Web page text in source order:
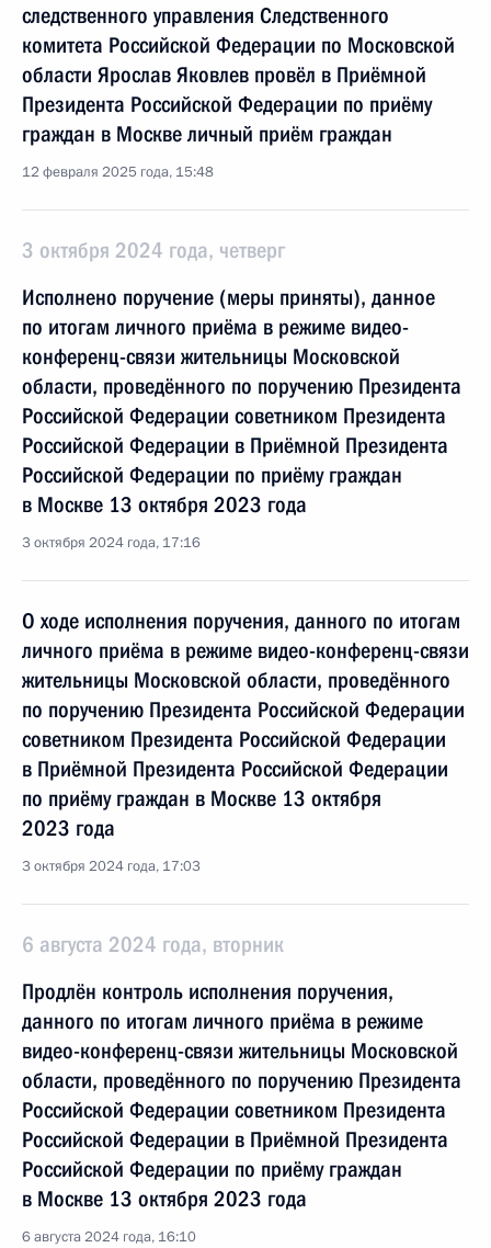
следственного управления Следственного
комитета Российской Федерации по Московской
области Ярослав Яковлев провёл в Приёмной
Президента Российской Федерации по приёму
граждан в Москве личный приём граждан
12 февраля 2025 года, 15:48
3 октября 2024 года, четверг
Исполнено поручение (меры приняты), данное
по итогам личного приёма в режиме видео-
конференц-связи жительницы Московской
области, проведённого по поручению Президента
Российской Федерации советником Президента
Российской Федерации в Приёмной Президента
Российской Федерации по приёму граждан
в Москве 13 октября 2023 года
3 октября 2024 года, 17:16
О ходе исполнения поручения, данного по итогам
личного приёма в режиме видео-конференц-связи
жительницы Московской области, проведённого
по поручению Президента Российской Федерации
советником Президента Российской Федерации
в Приёмной Президента Российской Федерации
по приёму граждан в Москве 13 октября
2023 года
3 октября 2024 года, 17:03
6 августа 2024 года, вторник
Продлён контроль исполнения поручения,
данного по итогам личного приёма в режиме
видео-конференц-связи жительницы Московской
области, проведённого по поручению Президента
Российской Федерации советником Президента
Российской Федерации в Приёмной Президента
Российской Федерации по приёму граждан
в Москве 13 октября 2023 года
6 августа 2024 года, 16:10